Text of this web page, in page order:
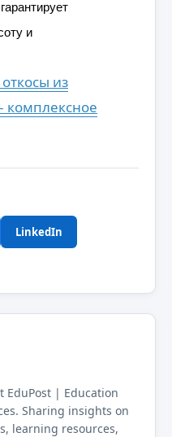
и
из
комплексное
LinkedIn
EduPost | Education
Sharing insights on
learning resources,